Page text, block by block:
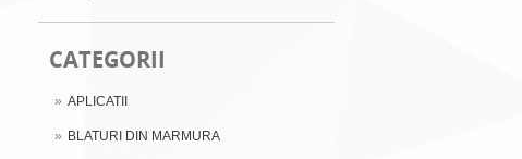
CATEGORII
APLICATII
BLATURI DIN MARMURA